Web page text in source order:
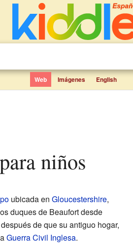
Web Imágenes English
niños
ubicada en Gloucestershire,
duques de Beaufort desde
de que su antiguo hogar,
Guerra Civil Inglesa.